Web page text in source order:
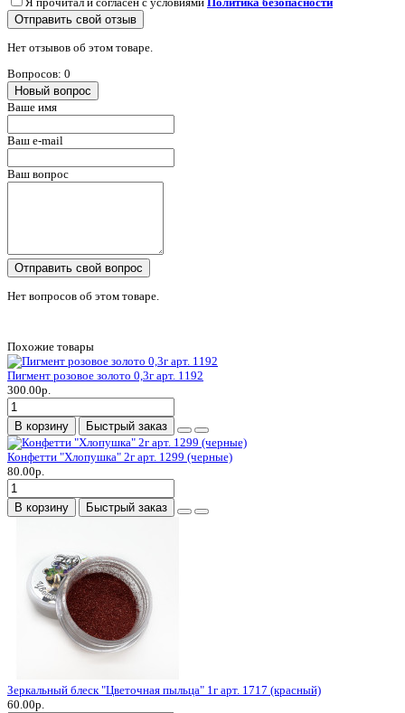
Отправить свой отзыв
Нет отзывов об этом товаре.
Вопросов: 0
Новый вопрос
Ваше имя
Ваш e-mail
Ваш вопрос
Отправить свой вопрос
Нет вопросов об этом товаре.
Похожие товары
Пигмент розовое золото 0,3г арт. 1192
300.00р.
В корзину Быстрый заказ
Конфетти "Хлопушка" 2г арт. 1299 (черные)
80.00р.
В корзину Быстрый заказ
Зеркальный блеск "Цветочная пыльца" 1г арт. 1717 (красный)
60.00р.